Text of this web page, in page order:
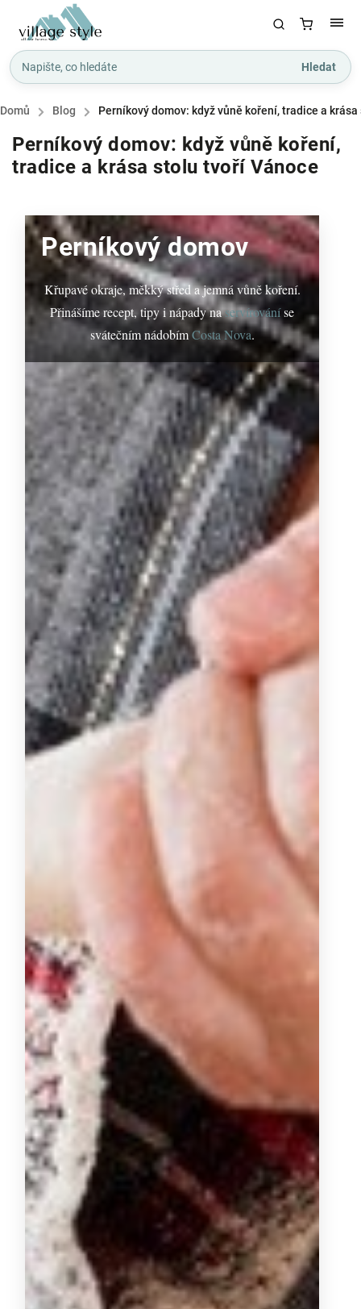
Hledat
Domů / Blog / Perníkový domov: když vůně koření, tradice a
Perníkový domov: když vůně koření,
tradice a krása stolu tvoří Vánoce
Perníkový domov
Křupavé okraje, měkký střed a jemná vůně koření.
Přinášíme recept, tipy i nápady naservírováníse
svátečním nádobímCosta Nova.